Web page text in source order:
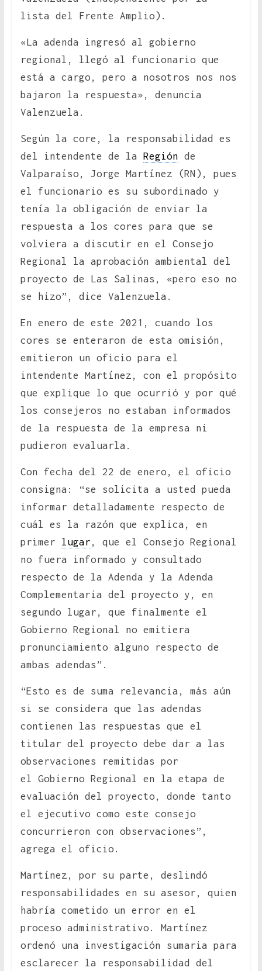
lista del Frente Amplio).
«La adenda ingresó al gobierno
regional, llegó al funcionario que
está a cargo, pero a nosotros nos nos
bajaron la respuesta», denuncia
Valenzuela.
Según la core, la responsabilidad es
del intendente de la Región de
Valparaíso, Jorge Martínez (RN), pues
el funcionario es su subordinado y
tenía la obligación de enviar la
respuesta a los cores para que se
volviera a discutir en el Consejo
Regional la aprobación ambiental del
proyecto de Las Salinas, «pero eso no
se hizo”, dice Valenzuela.
En enero de este 2021, cuando los
cores se enteraron de esta omisión,
emitieron un oficio para el
intendente Martínez, con el propósito
que explique lo que ocurrió y por qué
los consejeros no estaban informados
de la respuesta de la empresa ni
pudieron evaluarla.
Con fecha del 22 de enero, el oficio
consigna: “se solicita a usted pueda
informar detalladamente respecto de
cuál es la razón que explica, en
primer lugar , que el Consejo Regional
no fuera informado y consultado
respecto de la Adenda y la Adenda
Complementaria del proyecto y, en
segundo lugar, que finalmente el
Gobierno Regional no emitiera
pronunciamiento alguno respecto de
ambas adendas”.
“Esto es de suma relevancia, más aún
si se considera que las adendas
contienen las respuestas que el
titular del proyecto debe dar a las
observaciones remitidas por
el Gobierno Regional en la etapa de
evaluación del proyecto, donde tanto
el ejecutivo como este consejo
concurrieron con observaciones”,
agrega el oficio.
Martínez, por su parte, deslindó
responsabilidades en su asesor, quien
habría cometido un error en el
proceso administrativo. Martínez
ordenó una investigación sumaria para
esclarecer la responsabilidad del